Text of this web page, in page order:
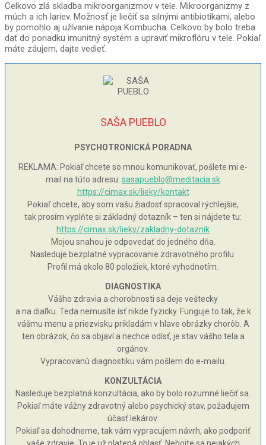
Celkovo zlá skladba mikroorganizmov v tele. Mikroorganizmy z
múch a ich lariev. Možnosť je liečiť sa silnými antibiotikami, alebo
by pomohlo aj užívanie nápoja Kombucha. Celkovo by bolo treba
dať do poriadku imunitný systém a upraviť mikroflóru v tele. Pokiaľ
máte záujem, dajte vedieť.
SAŠA PUEBLO
PSYCHOTRONICKÁ PORADNA
REKLAMA: Pokiaľ chcete so mnou komunikovať, pošlete mi e-
mail na túto adresu: sasapueblo@meditacia.sk
https://cimax.sk/lieky/kontakt
Pokiaľ chcete, aby som vašu žiadosť spracoval rýchlejšie,
tak prosím vyplňte si základný dotazník – ten si nájdete tu:
https://cimax.sk/lieky/zakladny-dotaznik
Mojou snahou je odpovedať do jedného dňa.
Nasleduje bezplatné vypracovanie zdravotného profilu.
Profil má okolo 80 položiek, ktoré vyhodnotím.
DIAGNOSTIKA
Vášho zdravia a chorobnosti sa deje veštecky
a na diaľku. Teda nemusíte ísť nikde fyzicky. Funguje to tak, že k
vášmu menu a priezvisku prikladám v hlave obrázky chorôb. A
ten obrázok, čo sa objaví a nechce odísť, je stav vášho tela a
orgánov.
Vypracovanú diagnostiku vám pošlem do e-mailu.
KONZULTÁCIA
Nasleduje bezplatná konzultácia, ako by bolo rozumné liečiť sa.
Pokiaľ máte vážny zdravotný alebo psychický stav, požadujem
účasť lekárov.
Pokiaľ sa dohodneme, tak vám vypracujem návrh, ako podporiť